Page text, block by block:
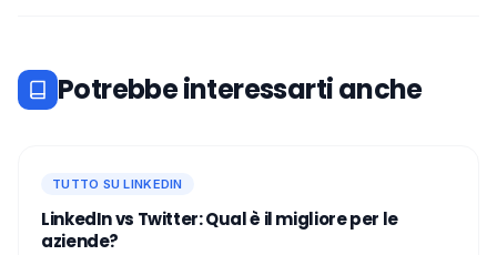
Potrebbe interessarti anche
TUTTO SU LINKEDIN
LinkedIn vs Twitter: Qual è il migliore per le
aziende?